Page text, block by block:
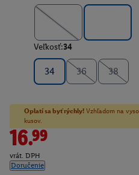
Veľkosť:34
34 36 38
Oplatí sa byť rýchly! Vzhľadom na
kusov.
16.99
vrát. DPH
Doručenie